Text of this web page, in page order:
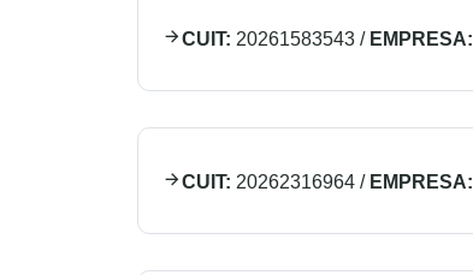
CUIT: 20261583543 / EMPRESA:
CUIT: 20262316964 / EMPRESA: